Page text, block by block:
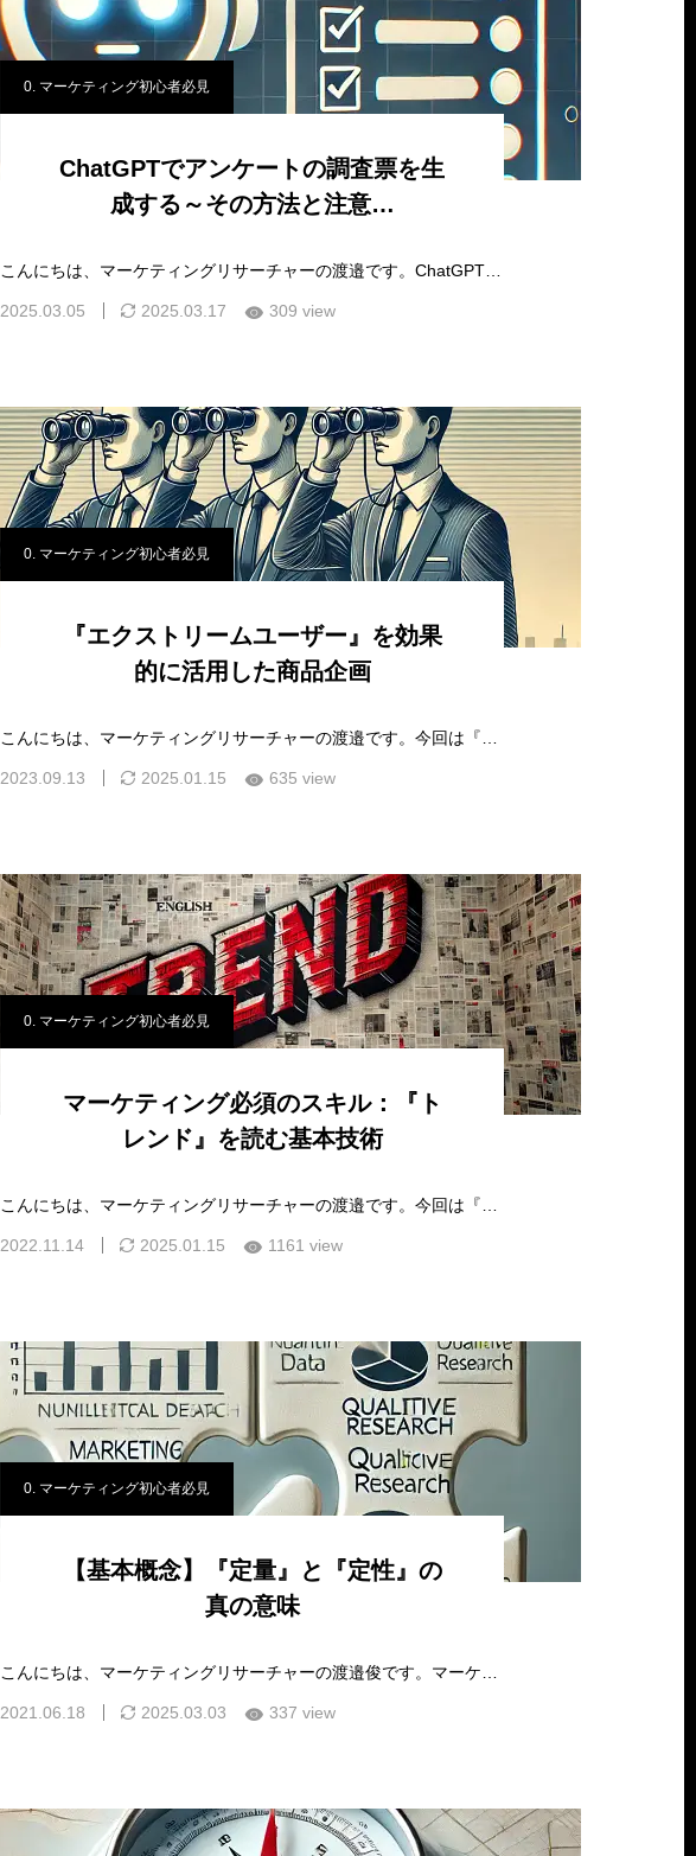
0. マーケティング初心者必見
ChatGPTでアンケートの調査票を生
成する～その方法と注意…
2025.03.05 2025.03.17 309 view
0. マーケティング初心者必見
『エクストリームユーザー』を効果
的に活用した商品企画
2023.09.13 2025.01.15 635 view
0. マーケティング初心者必見
マーケティング必須のスキル：『ト
レンド』を読む基本技術
2022.11.14 2025.01.15 1161 view
0. マーケティング初心者必見
【基本概念】『定量』と『定性』の
真の意味
2021.06.18 2025.03.03 337 view